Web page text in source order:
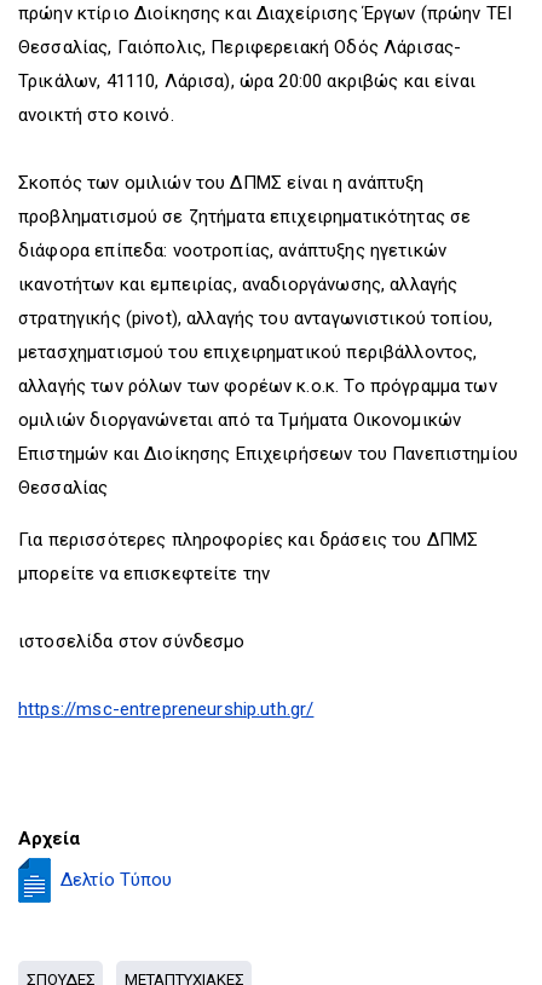
πρώην κτίριο Διοίκησης και Διαχείρισης Έργων (πρώην ΤΕΙ
Θεσσαλίας, Γαιόπολις, Περιφερειακή Οδός Λάρισας-
Τρικάλων, 41110, Λάρισα), ώρα 20:00 ακριβώς και είναι
ανοικτή στο κοινό.
Σκοπός των ομιλιών του ΔΠΜΣ είναι η ανάπτυξη
προβληματισμού σε ζητήματα επιχειρηματικότητας σε
διάφορα επίπεδα: νοοτροπίας, ανάπτυξης ηγετικών
ικανοτήτων και εμπειρίας, αναδιοργάνωσης, αλλαγής
στρατηγικής (pivot), αλλαγής του ανταγωνιστικού τοπίου,
μετασχηματισμού του επιχειρηματικού περιβάλλοντος,
αλλαγής των ρόλων των φορέων κ.ο.κ. Το πρόγραμμα των
ομιλιών διοργανώνεται από τα Τμήματα Οικονομικών
Επιστημών και Διοίκησης Επιχειρήσεων του Πανεπιστημίου
Θεσσαλίας
Για περισσότερες πληροφορίες και δράσεις του ΔΠΜΣ
μπορείτε να επισκεφτείτε την
ιστοσελίδα στον σύνδεσμο
https://msc-entrepreneurship.uth.gr/
Αρχεία
Δελτίο Τύπου
ΣΠΟΥΔΕΣ ΜΕΤΑΠΤΥΧΙΑΚΕΣ